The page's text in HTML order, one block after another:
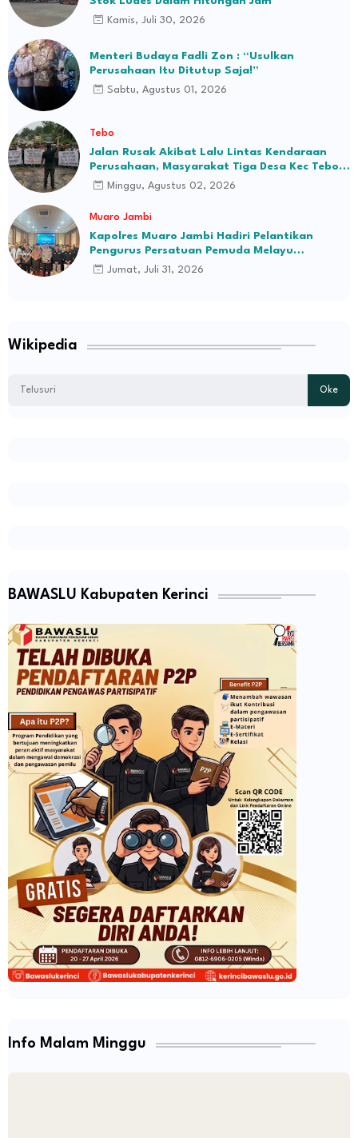
Kamis, Juli 30, 2026
Menteri Budaya Fadli Zon : “Usulkan
Perusahaan Itu Ditutup Saja!”
Sabtu, Agustus 01, 2026
Tebo
Jalan Rusak Akibat Lalu Lintas Kendaraan
Perusahaan, Masyarakat Tiga Desa Kec Tebo
Ilir Bakal Blokade Jalan
Minggu, Agustus 02, 2026
Muaro Jambi
Kapolres Muaro Jambi Hadiri Pelantikan
Pengurus Persatuan Pemuda Melayu
Kabupaten Muaro Jambi Periode 2026–2031
Jumat, Juli 31, 2026
Wikipedia
BAWASLU Kabupaten Kerinci
Info Malam Minggu